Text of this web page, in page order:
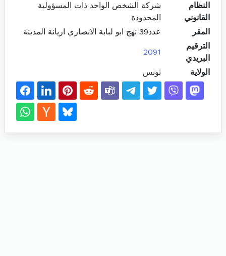
النظام
القانوني
شركة الشخص الواحد ذات المسؤولية
المحدودة
المقر
عدد39 نهج ابو لبابة الانصاري اريانة المدينة
الترقيم
البريدي
2091
الولاية تونس